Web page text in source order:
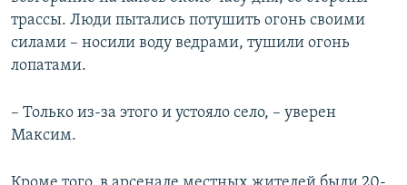
трассы. Люди пытались потушить огонь своими
силами – носили воду ведрами, тушили огонь
лопатами.
– Только из-за этого и устояло село, – уверен
Максим.